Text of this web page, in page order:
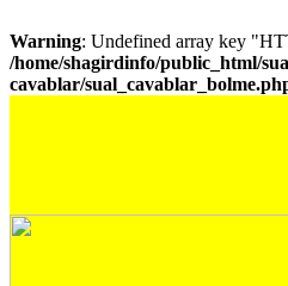
Warning: Undefined array key
/home/shagirdinfo/public_html/
cavablar/